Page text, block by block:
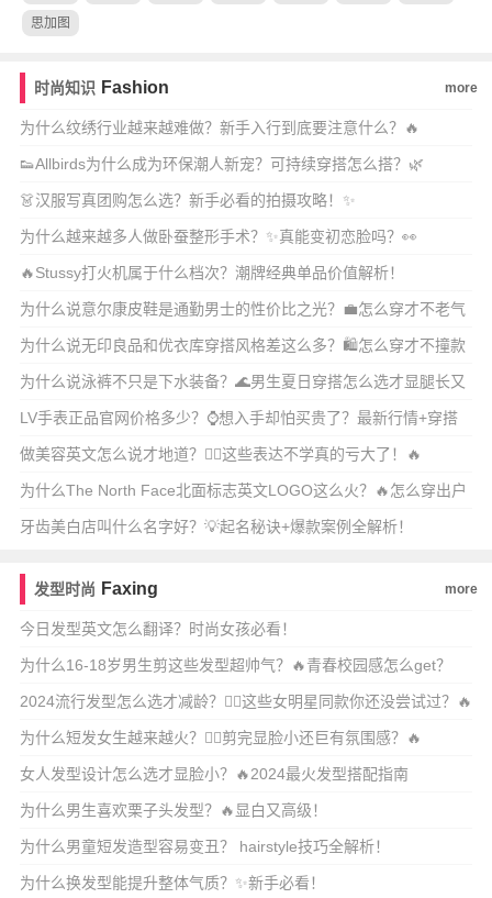
思加图
时尚知识 Fashion more
为什么纹绣行业越来越难做？新手入行到底要注意什么？🔥
👟Allbirds为什么成为环保潮人新宠？可持续穿搭怎么搭？🌿
👗汉服写真团购怎么选？新手必看的拍摄攻略！✨
为什么越来越多人做卧蚕整形手术？✨真能变初恋脸吗？👀
🔥Stussy打火机属于什么档次？潮牌经典单品价值解析！
为什么说意尔康皮鞋是通勤男士的性价比之光？💼怎么穿才不老气
还显质感？
为什么说无印良品和优衣库穿搭风格差这么多？🛍️怎么穿才不撞款
还显质感？
为什么说泳裤不只是下水装备？🌊男生夏日穿搭怎么选才显腿长又
时髦？
LV手表正品官网价格多少？⌚️想入手却怕买贵了？最新行情+穿搭
搭配全攻略！
做美容英文怎么说才地道？💆‍♀️这些表达不学真的亏大了！🔥
为什么The North Face北面标志英文LOGO这么火？🔥怎么穿出户
外
牙齿美白店叫什么名字好？💡起名秘诀+爆款案例全解析！
发型时尚 Faxing more
今日发型英文怎么翻译？时尚女孩必看！
为什么16-18岁男生剪这些发型超帅气？🔥青春校园感怎么get？
2024流行发型怎么选才减龄？💇‍♀️这些女明星同款你还没尝试过？🔥
为什么短发女生越来越火？💇‍♀️剪完显脸小还巨有氛围感？🔥
女人发型设计怎么选才显脸小？🔥2024最火发型搭配指南
为什么男生喜欢栗子头发型？🔥显白又高级！
为什么男童短发造型容易变丑？ hairstyle技巧全解析！
为什么换发型能提升整体气质？✨新手必看！